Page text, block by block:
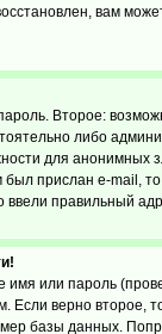
вам
Второе:
либо
для анонимных
прислан e-mail,
правильный
или пароль
Если верно
базы данных.